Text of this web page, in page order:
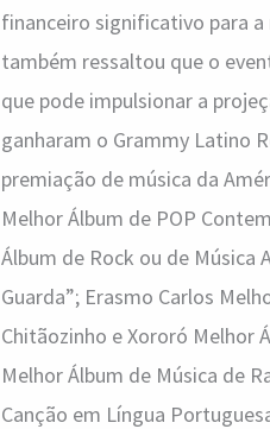
financeiro significativo para a
também ressaltou que o
que pode impulsionar a
ganharam o Grammy Latino
premiação de música da
Melhor Álbum de POP
Álbum de Rock ou de
Guarda”; Erasmo Carlos
Chitãozinho e Xororó Melhor
Melhor Álbum de Música de
Canção em Língua